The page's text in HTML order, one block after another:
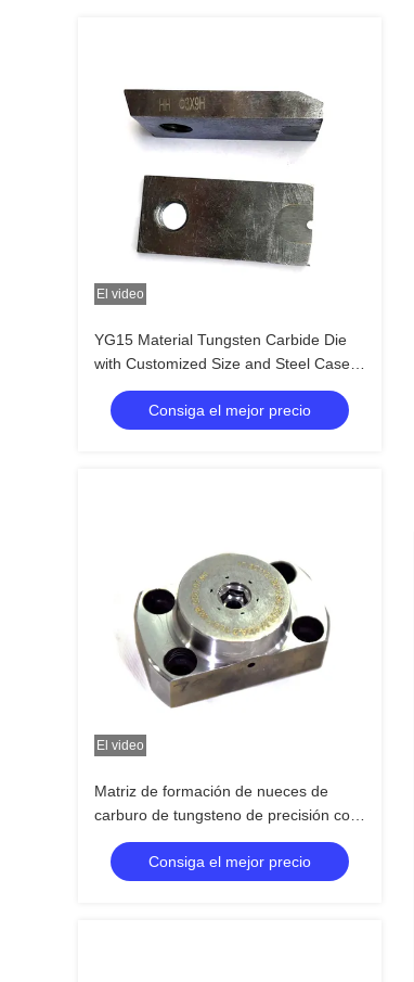
El video
YG15 Material Tungsten Carbide Die
with Customized Size and Steel Case
for Screw Making
Consiga el mejor precio
El video
Matriz de formación de nueces de
carburo de tungsteno de precisión con
molde de extrusión y material de
carburo para aplicaciones
personalizadas
Consiga el mejor precio